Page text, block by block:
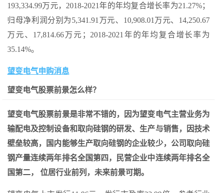
193,334.99万元，2018-2021年的年均复合增长率为21.27%；
归母净利润分别为5,341.91万元、10,908.01万元、14,250.67
万元、17,814.66万元；2018-2021年的年均复合增长率为
35.14%。
望变电气申购消息
望变电气股票前景怎么样？
望变电气股票前景是非常不错的，因为望变电气主营业务为
输配电及控制设备和取向硅钢的研发、生产与销售，因技术
壁垒较高，国内能够生产取向硅钢的企业较少，公司取向硅
钢产量连续两年排名全国第四，民营企业中连续两年排名全
国第二， 位居行业前列，未来前景可期。